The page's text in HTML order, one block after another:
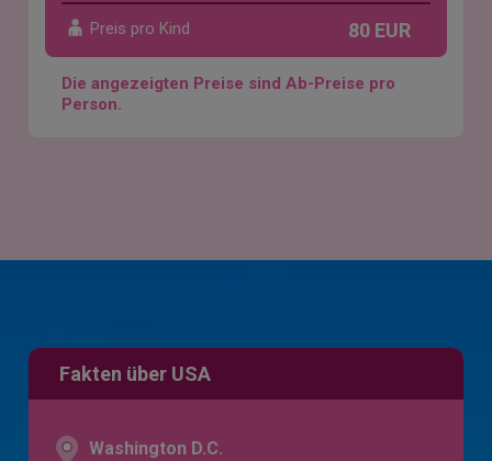
Preis pro Kind 80 EUR
Die angezeigten Preise sind Ab-Preise pro
Person.
Fakten über USA
Washington D.C.